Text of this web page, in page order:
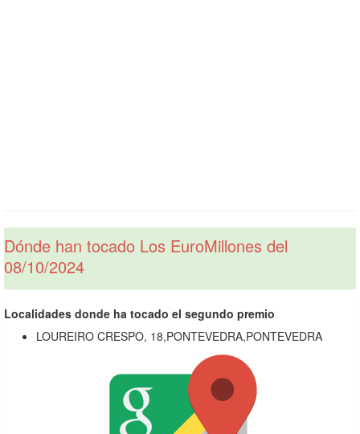
Dónde han tocado Los EuroMillones del
08/10/2024
Localidades donde ha tocado el segundo premio
LOUREIRO CRESPO, 18,PONTEVEDRA,PONTEVEDRA